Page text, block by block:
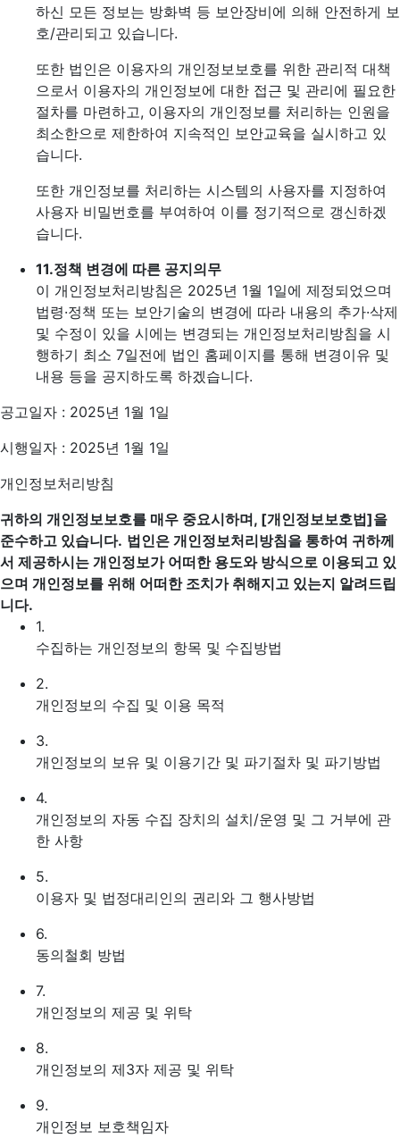
하신 모든 정보는 방화벽 등 보안장비에 의해 안전하게 보
호/관리되고 있습니다.
또한 법인은 이용자의 개인정보보호를 위한 관리적 대책
으로서 이용자의 개인정보에 대한 접근 및 관리에 필요한
절차를 마련하고, 이용자의 개인정보를 처리하는 인원을
최소한으로 제한하여 지속적인 보안교육을 실시하고 있
습니다.
또한 개인정보를 처리하는 시스템의 사용자를 지정하여
사용자 비밀번호를 부여하여 이를 정기적으로 갱신하겠
습니다.
11.정책 변경에 따른 공지의무
이 개인정보처리방침은 2025년 1월 1일에 제정되었으며
법령·정책 또는 보안기술의 변경에 따라 내용의 추가·삭제
및 수정이 있을 시에는 변경되는 개인정보처리방침을 시
행하기 최소 7일전에 법인 홈페이지를 통해 변경이유 및
내용 등을 공지하도록 하겠습니다.
공고일자 : 2025년 1월 1일
시행일자 : 2025년 1월 1일
개인정보처리방침
귀하의 개인정보보호를 매우 중요시하며, [개인정보보호법]을
준수하고 있습니다. 법인은 개인정보처리방침을 통하여 귀하께
서 제공하시는 개인정보가 어떠한 용도와 방식으로 이용되고 있
으며 개인정보를 위해 어떠한 조치가 취해지고 있는지 알려드립
니다.
1.
수집하는 개인정보의 항목 및 수집방법
2.
개인정보의 수집 및 이용 목적
3.
개인정보의 보유 및 이용기간 및 파기절차 및 파기방법
4.
개인정보의 자동 수집 장치의 설치/운영 및 그 거부에 관
한 사항
5.
이용자 및 법정대리인의 권리와 그 행사방법
6.
동의철회 방법
7.
개인정보의 제공 및 위탁
8.
개인정보의 제3자 제공 및 위탁
9.
개인정보 보호책임자